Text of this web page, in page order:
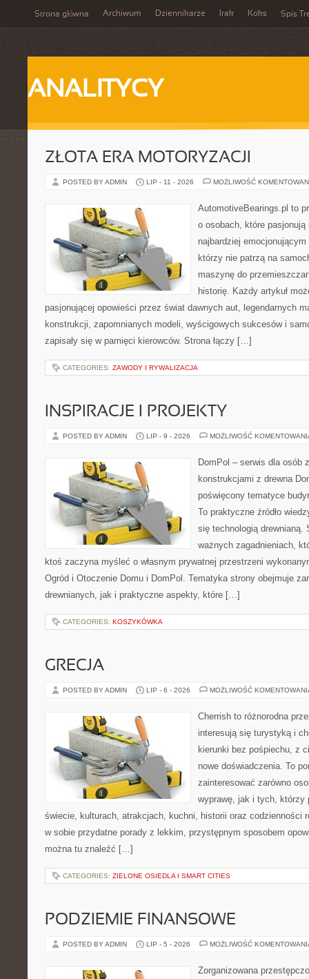
Strona główna Archiwum Dziennikarze Irak Koks Spis
ANALITYCY
ZŁOTA ERA MOTORYZACJI
POSTED BY ADMIN LIP - 11 - 2026 MOŻLIWOŚĆ
AutomotiveBearings.pl to
o osobach, które
najbardziej
którzy nie patrzą na
maszynę do
historię. Każdy artykuł
pasjonującej opowieści przez świat dawnych aut, legendarnych
konstrukcji, zapomnianych modeli, wyścigowych sukcesów i
zapisały się w pamięci kierowców. Strona łączy […]
CATEGORIES: ZAWODY I RYWALIZACJA
INSPIRACJE I PROJEKTY
POSTED BY ADMIN LIP - 9 - 2026 MOŻLIWOŚĆ
DomPol – serwis dla osób
konstrukcjami z drewna
poświęcony tematyce
To praktyczne źródło
się technologią drewnianą.
ważnych zagadnieniach,
ktoś zaczyna myśleć o własnym prywatnej przestrzeni
Ogród i Otoczenie Domu i DomPol. Tematyka strony obejmuje
drewnianych, jak i praktyczne aspekty, które […]
CATEGORIES: KOSZYKÓWKA
GRECJA
POSTED BY ADMIN LIP - 6 - 2026 MOŻLIWOŚĆ
Cherrish to różnorodna
interesują się turystyką i
kierunki bez pośpiechu, z
nowe doświadczenia. To
zainteresować zarówno
wyprawę, jak i tych, którzy
świecie, kulturach, atrakcjach, kuchni, historii oraz codzienności
w sobie przydatne porady z lekkim, przystępnym sposobem
można tu znaleźć […]
CATEGORIES: ZIELONE OSIEDLA I SMART CITIES
PODZIEMIE FINANSOWE
POSTED BY ADMIN LIP - 5 - 2026 MOŻLIWOŚĆ
Zorganizowana